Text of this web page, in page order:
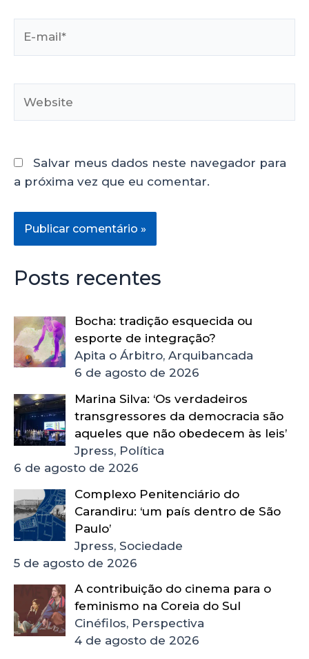
Salvar meus dados neste navegador para
a próxima vez que eu comentar.
Posts recentes
Bocha: tradição esquecida ou
esporte de integração?
Apita o Árbitro, Arquibancada
6 de agosto de 2026
Marina Silva: ‘Os verdadeiros
transgressores da democracia são
aqueles que não obedecem às leis’
Jpress, Política
6 de agosto de 2026
Complexo Penitenciário do
Carandiru: ‘um país dentro de São
Paulo’
Jpress, Sociedade
5 de agosto de 2026
A contribuição do cinema para o
feminismo na Coreia do Sul
Cinéfilos, Perspectiva
4 de agosto de 2026